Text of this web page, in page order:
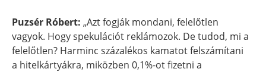
Puzsér Róbert: „Azt fogják mondani, felelőtlen
vagyok. Hogy spekulációt reklámozok. De tudod, mi a
felelőtlen? Harminc százalékos kamatot felszámítani
a hitelkártyákra, miközben 0,1%-ot fizetni a